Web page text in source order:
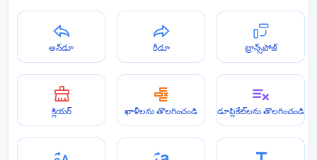
అన్‌డూ రీడూ ట్రాన్స్‌పోజ్
క్లియర్ ఖాళీలను తొలగించండి డూప్లికేట్‌లను తొలగించండి